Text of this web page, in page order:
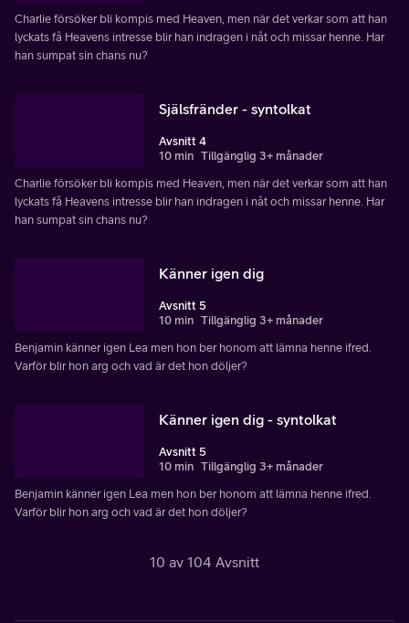
Charlie försöker bli kompis med Heaven, men när det verkar som att han
lyckats få Heavens intresse blir han indragen i nåt och missar henne. Har
han sumpat sin chans nu?
Själsfränder - syntolkat
Avsnitt 4
10 min Tillgänglig 3+ månader
Charlie försöker bli kompis med Heaven, men när det verkar som att han
lyckats få Heavens intresse blir han indragen i nåt och missar henne. Har
han sumpat sin chans nu?
Känner igen dig
Avsnitt 5
10 min Tillgänglig 3+ månader
Benjamin känner igen Lea men hon ber honom att lämna henne ifred.
Varför blir hon arg och vad är det hon döljer?
Känner igen dig - syntolkat
Avsnitt 5
10 min Tillgänglig 3+ månader
Benjamin känner igen Lea men hon ber honom att lämna henne ifred.
Varför blir hon arg och vad är det hon döljer?
10 av 104 Avsnitt